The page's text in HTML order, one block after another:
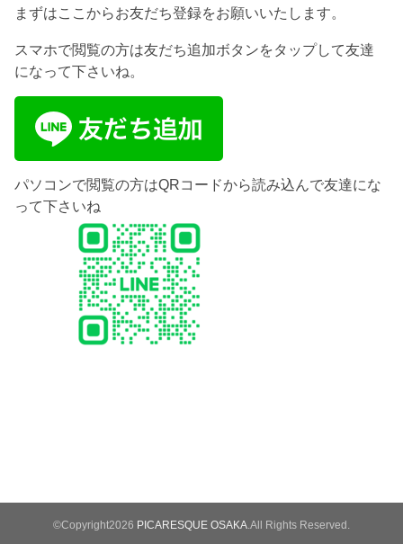
まずはここからお友だち登録をお願いいたします。
スマホで閲覧の方は友だち追加ボタンをタップして友達
になって下さいね。
パソコンで閲覧の方はQRコードから読み込んで友達にな
って下さいね
©Copyright2026 PICARESQUE OSAKA .All Rights Reserved.